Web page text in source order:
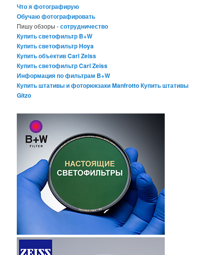
Что я фотографирую
Обучаю фотографировать
Пишу обзоры -сотрудничество
Купить светофильтр B+W
Купить светофильтр Hoya
Купить объектив Carl Zeiss
Купить светофильтр Carl Zeiss
Информация по фильтрам B+W
Купить штативы и фоторюкзаки ManfrottoКупить штативы
Gitzo